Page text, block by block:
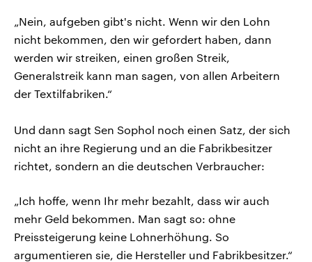
„Nein, aufgeben gibt's nicht. Wenn wir den Lohn
nicht bekommen, den wir gefordert haben, dann
werden wir streiken, einen großen Streik,
Generalstreik kann man sagen, von allen Arbeitern
der Textilfabriken.“
Und dann sagt Sen Sophol noch einen Satz, der sich
nicht an ihre Regierung und an die Fabrikbesitzer
richtet, sondern an die deutschen Verbraucher:
„Ich hoffe, wenn Ihr mehr bezahlt, dass wir auch
mehr Geld bekommen. Man sagt so: ohne
Preissteigerung keine Lohnerhöhung. So
argumentieren sie, die Hersteller und Fabrikbesitzer.“